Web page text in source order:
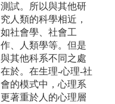
測試。所以與其他研
究人類的科學相近，
如社會學、社會工
作、人類學等。但是
與其他科系不同之處
在於。在生理-心理-社
會的模式中，心理系
更著重於人的心理層